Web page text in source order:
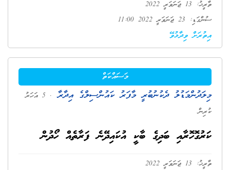
ތާރީޚު: 13 ޖަނަވަރީ 2022
ސުންގަޑި: 23 ޖަނަވަރީ 2022 11:00
އިތުރަށް ވިދާޅުވޭ
މަސައްކަތް
މިލަދުންމަޑުލު ދެކުނުބުރީ މާފަރު ކައުންސިލްގެ އިދާރާ
. 5 އަހަރު
ކުރިން
ކަރުގޮހޮރާއި ބަދިގެ ބާކީ އުކައިދޭނެ ފަރާތެއް ހޯދުން
ތާރީޚު: 13 ޖަނަވަރީ 2022